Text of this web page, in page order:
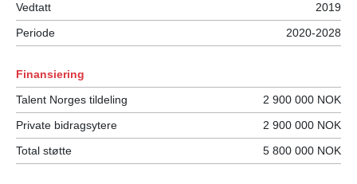
Vedtatt
2019
Periode
2020-2028
Finansiering
Talent Norges tildeling
2 900 000 NOK
Private bidragsytere
2 900 000 NOK
Total støtte
5 800 000 NOK